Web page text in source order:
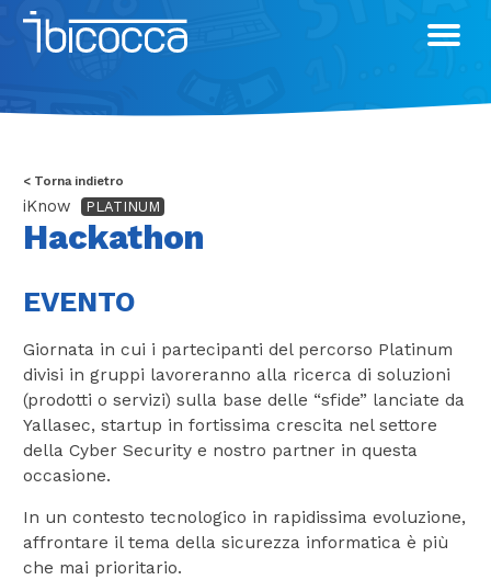
Skip
content
< Torna indietro
iKnow PLATINUM
Hackathon
EVENTO
Giornata in cui i partecipanti del percorso Platinum
divisi in gruppi lavoreranno alla ricerca di soluzioni
(prodotti o servizi) sulla base delle “sfide” lanciate da
Yallasec, startup in fortissima crescita nel settore
della Cyber Security e nostro partner in questa
occasione.
In un contesto tecnologico in rapidissima evoluzione,
affrontare il tema della sicurezza informatica è più
che mai prioritario.